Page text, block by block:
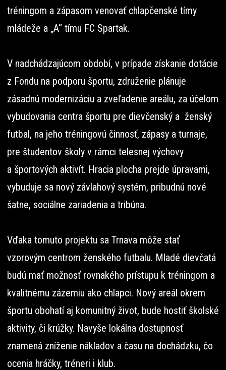
tréningom a zápasom venovať chlapčenské tímy
mládeže a „A“ tímu FC Spartak.
V nadchádzajúcom období, v prípade získanie dotácie
z Fondu na podporu športu, združenie plánuje
zásadnú modernizáciu a zveľadenie areálu, za účelom
vybudovania centra športu pre dievčenský a ženský
futbal, na jeho tréningovú činnosť, zápasy a turnaje,
pre študentov školy v rámci telesnej výchovy
a športových aktivít. Hracia plocha prejde úpravami,
vybuduje sa nový závlahový systém, pribudnú nové
šatne, sociálne zariadenia a tribúna.
Vďaka tomuto projektu sa Trnava môže stať
vzorovým centrom ženského futbalu. Mladé dievčatá
budú mať možnosť rovnakého prístupu k tréningom a
kvalitnému zázemiu ako chlapci. Nový areál okrem
športu obohatí aj komunitný život, bude hostiť školské
aktivity, či krúžky. Navyše lokálna dostupnosť
znamená zníženie nákladov a času na dochádzku, čo
ocenia hráčky, tréneri i klub.